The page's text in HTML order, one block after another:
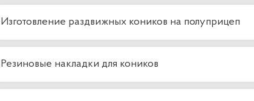
Изготовление раздвижных коников на полуприцеп
Резиновые накладки для коников